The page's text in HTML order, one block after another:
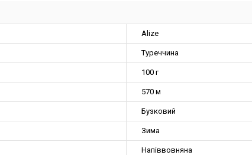
Alize
Туреччина
100 г
570 м
Бузковий
Зима
Напіввовняна